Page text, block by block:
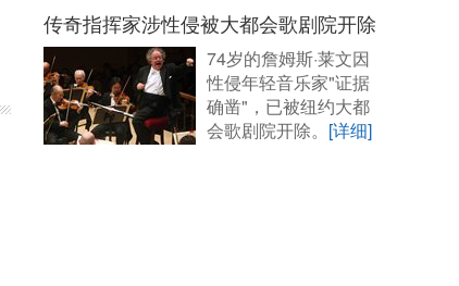
传奇指挥家涉性侵被大都会歌剧院开除
74岁的詹姆斯·莱文因
性侵年轻音乐家"证据
确凿"，已被纽约大都
会歌剧院开除。 [详细]